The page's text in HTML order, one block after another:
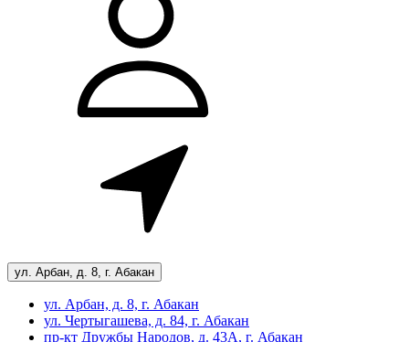
ул. Арбан, д. 8, г. Абакан
ул. Арбан, д. 8, г. Абакан
ул. Чертыгашева, д. 84, г. Абакан
пр-кт Дружбы Народов, д. 43А, г. Абакан